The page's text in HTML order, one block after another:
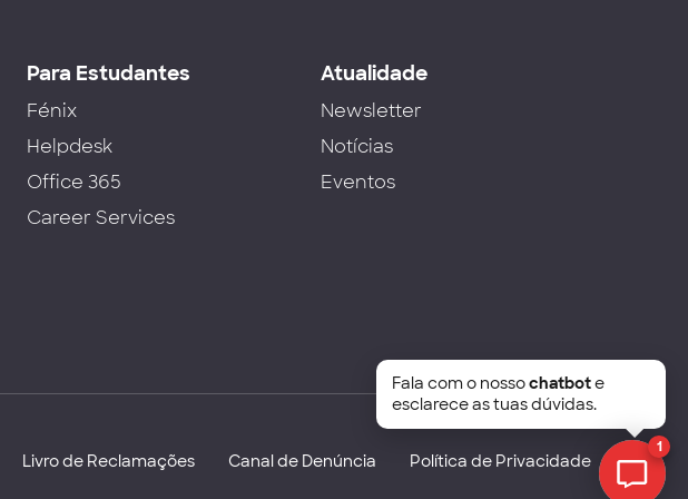
Para Estudantes
Fénix
Helpdesk
Office 365
Career Services
Atualidade
Newsletter
Notícias
Eventos
Livro de Reclamações Canal de Denúncia Política de Privacidade
1
Fala com o nossochatbote
esclarece as tuas dúvidas.